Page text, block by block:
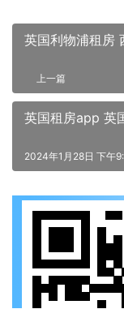
英国利物浦租房
上一篇
英国租房app 英
2024年1月28日 下午